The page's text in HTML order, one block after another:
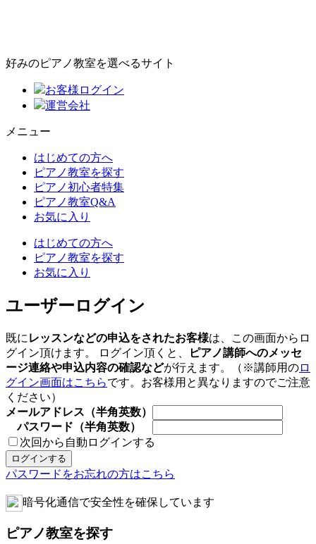
好みのピアノ教室を選べるサイト
お客様ログイン
運営会社
メニュー
はじめての方へ
ピアノ教室を探す
ピアノ初心者特集
ピアノ教室Q&A
お気に入り
はじめての方へ
ピアノ教室を探す
お気に入り
ユーザーログイン
既に レッスンなどの申込をされたお客様は、この画面からロ
グイン頂けます。 ログイン頂くと、
ピアノ講師へのメッセ
ージ連絡や申込内容の確認などが行えます。（※講師用のロ
グイン画面はこちらです。お客様用と異なりますのでご注意
ください）
メールアドレス（半角英数）
パスワード（半角英数）
次回から自動ログインする
パスワードをお忘れの方はこちら
暗号化通信で安全性を確保しています
ピアノ教室を探す